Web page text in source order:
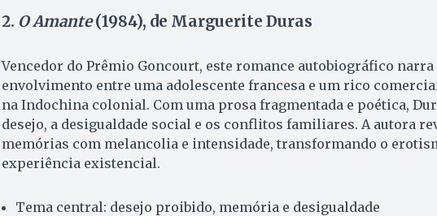
2. O Amante(1984), de Marguerite Duras
Vencedor do Prêmio Goncourt, este romance autobiográfico narra
envolvimento entre uma adolescente francesa e um rico
na Indochina colonial. Com uma prosa fragmentada e poética,
desejo, a desigualdade social e os conflitos familiares. A autora
memórias com melancolia e intensidade, transformando o
experiência existencial.
Tema central: desejo proibido, memória e desigualdade